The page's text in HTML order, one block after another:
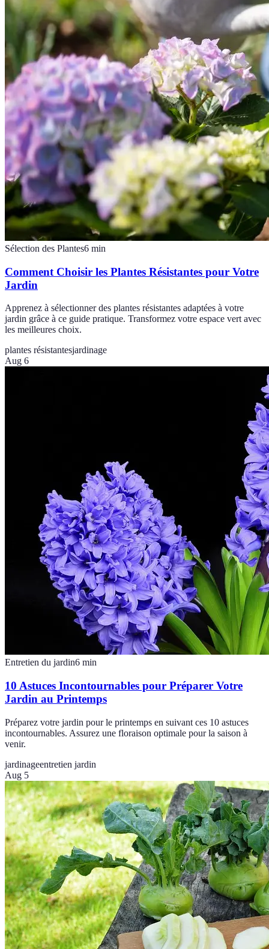
Sélection des Plantes6 min
Comment Choisir les Plantes Résistantes pour Votre
Jardin
Apprenez à sélectionner des plantes résistantes adaptées à votre
jardin grâce à ce guide pratique. Transformez votre espace vert avec
les meilleures choix.
plantes résistantesjardinage
Aug 6
Entretien du jardin6 min
10 Astuces Incontournables pour Préparer Votre
Jardin au Printemps
Préparez votre jardin pour le printemps en suivant ces 10 astuces
incontournables. Assurez une floraison optimale pour la saison à
venir.
jardinageentretien jardin
Aug 5